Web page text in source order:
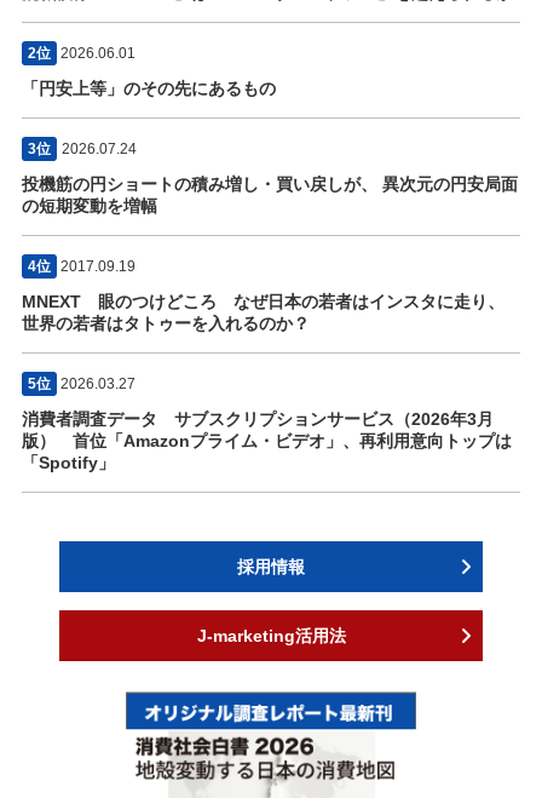
2位 2026.06.01
「円安上等」のその先にあるもの
3位 2026.07.24
投機筋の円ショートの積み増し・買い戻しが、 異次元の円安局面
の短期変動を増幅
4位 2017.09.19
MNEXT 眼のつけどころ なぜ日本の若者はインスタに走り、
世界の若者はタトゥーを入れるのか？
5位 2026.03.27
消費者調査データ サブスクリプションサービス（2026年3月
版） 首位「Amazonプライム・ビデオ」、再利用意向トップは
「Spotify」
採用情報
J-marketing活用法